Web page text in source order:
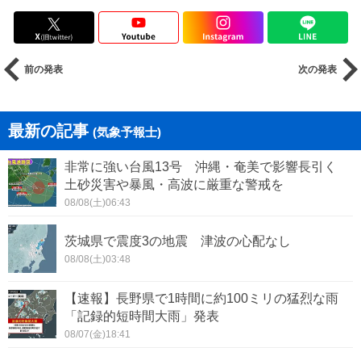
前の発表 次の発表
最新の記事 (気象予報士)
非常に強い台風13号 沖縄・奄美で影響長引く
土砂災害や暴風・高波に厳重な警戒を
08/08(土)06:43
茨城県で震度3の地震 津波の心配なし
08/08(土)03:48
【速報】長野県で1時間に約100ミリの猛烈な雨
「記録的短時間大雨」発表
08/07(金)18:41